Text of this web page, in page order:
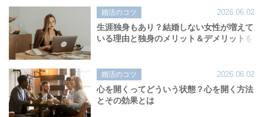
婚活のコツ 2026.06.02
生涯独身もあり？結婚しない女性が増えて
いる理由と独身のメリット＆デメリットを
婚活のコツ 2026.06.02
心を開くってどういう状態？心を開く方法
とその効果とは